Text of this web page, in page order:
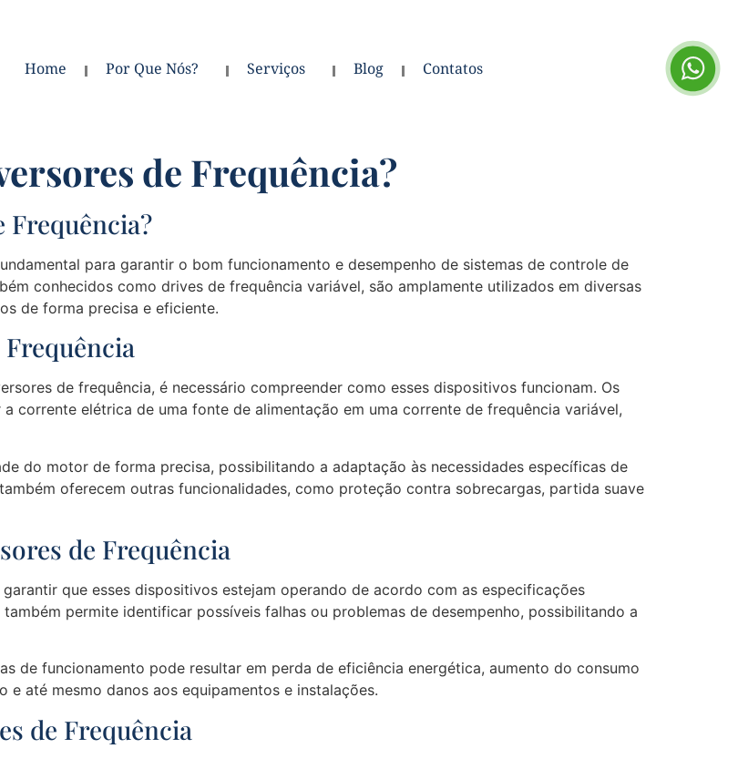
Home Por Que Nós? Serviços Blog Contatos
de Frequência?
Frequência?
para garantir o bom funcionamento e desempenho de sistemas de controle de
conhecidos como drives de frequência variável, são amplamente utilizados em diversas
de forma precisa e eficiente.
de frequência, é necessário compreender como esses dispositivos funcionam. Os
corrente elétrica de uma fonte de alimentação em uma corrente de frequência variável,
do motor de forma precisa, possibilitando a adaptação às necessidades específicas de
oferecem outras funcionalidades, como proteção contra sobrecargas, partida suave
de Frequência
que esses dispositivos estejam operando de acordo com as especificações
permite identificar possíveis falhas ou problemas de desempenho, possibilitando a
de funcionamento pode resultar em perda de eficiência energética, aumento do consumo
até mesmo danos aos equipamentos e instalações.
de Frequência